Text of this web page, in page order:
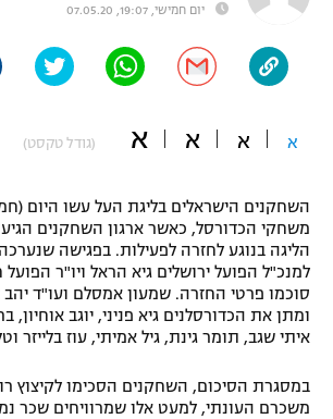
"מחצית בשכונה" – פודקאסט
משתתפים וזוכים בפרסים
תקנון משתתפים וזוכים בפרסים
תקנון עבור פעילות אלקטרה
תקנון עבור פעילות ספורט 1 – "מרלן"
טניס
גיימינג E-Sports
אופניים
ספורט מוטורי
פוטבול אמריקאי NFL
בייסבול MLB
ספורט אתגרי ואקסטרים
אומנויות לחימה
יום חמישי, 19:07, 07.05.20
א א א א (גודל טקסט)
השחקנים הישראלים בליגת העל עשו היום
משחקי הכדורסל, כאשר ארגון השחקנים
הליגה בנוגע לחזרה לפעילות. בפגישה
למנכ"ל הפועל ירושלים גיא הראל ויו"ר הפועל
סוכמו פרטי החזרה. שמעון אמסלם ועו"ד יהב
ומתן את הכדורסלנים גיא פניני, יוגב אוחיון,
איתי שגב, תומר גינת, גיל אמיתי, עוז בלייזר
משכרם העונתי, למעט אלו שמרוויחים שכר